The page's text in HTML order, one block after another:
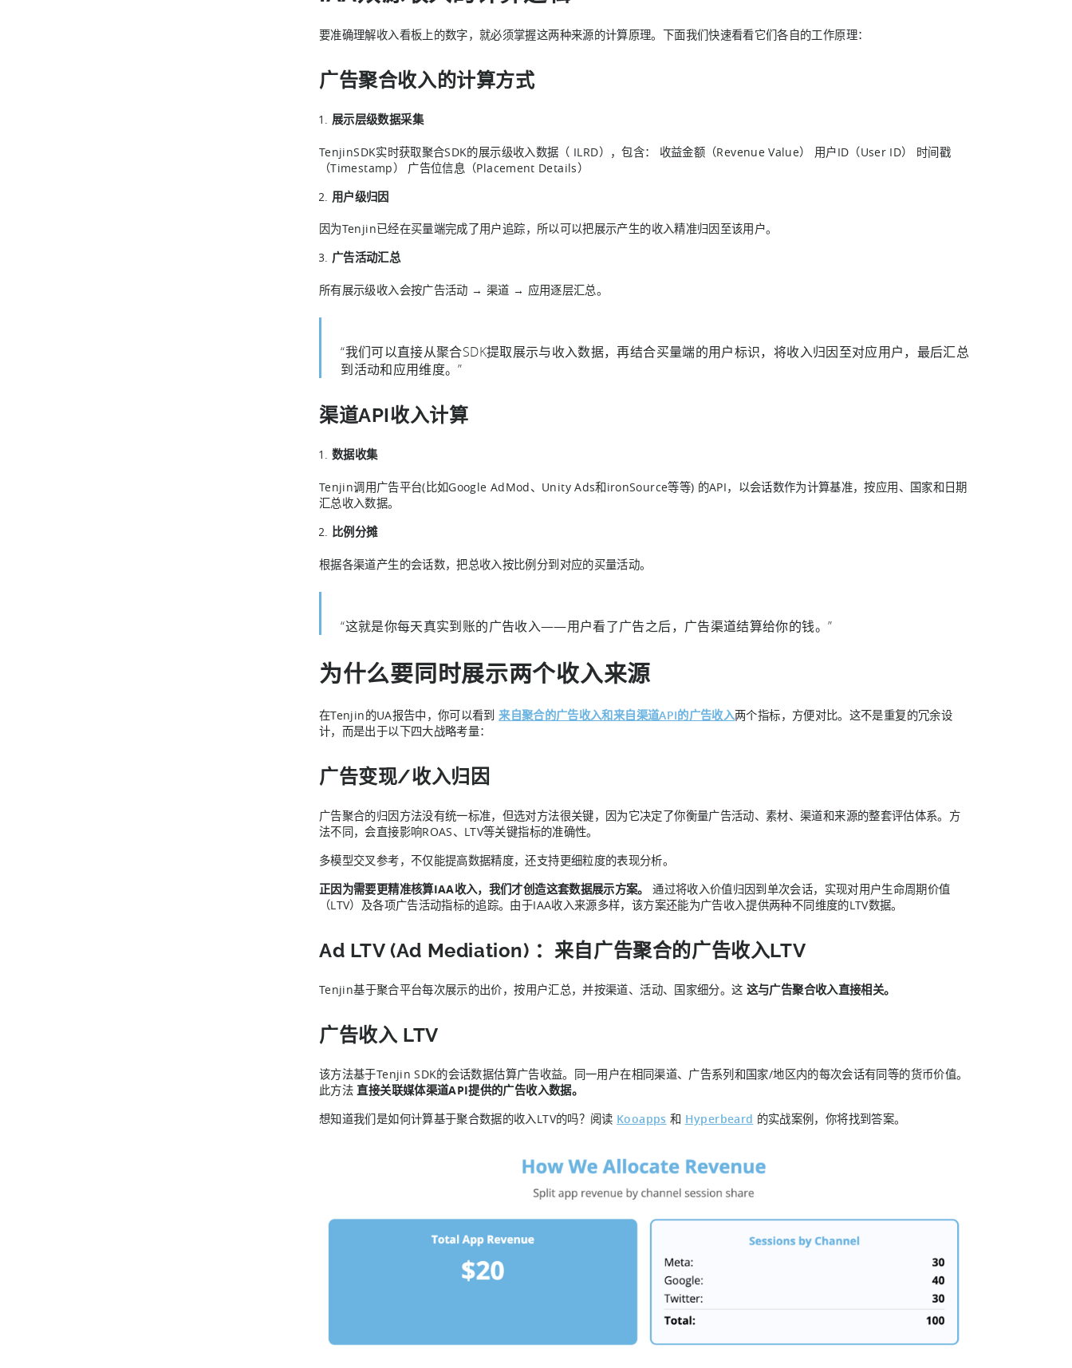
要准确理解收入看板上的数字，就必须掌握这两种来源的计算原理。下面我们快速看看它们各自的工作原理：
广告聚合收入的计算方式
展示层级数据采集​
TenjinSDK实时获取聚合SDK的展示级收入数据（ ILRD），包含： 收益金额（Revenue Value） 用户ID（User ID） 时间戳
（Timestamp） 广告位信息（Placement Details）
用户级归因​
因为Tenjin已经在买量端完成了用户追踪，所以可以把展示产生的收入精准归因至该用户。
广告活动汇总​
所有展示级收入会按广告活动 → 渠道 → 应用逐层汇总。
“我们可以直接从聚合SDK提取展示与收入数据，再结合买量端的用户标识，将收入归因至对应用户，最后汇总
到活动和应用维度。”
渠道API收入计算
数据收集​
Tenjin调用广告平台(比如Google AdMod、Unity Ads和ironSource等等) 的API，以会话数作为计算基准，按应用、国家和日期
汇总收入数据。
比例分摊​
根据各渠道产生的会话数，把总收入按比例分到对应的买量活动。
“这就是你每天真实到账的广告收入——用户看了广告之后，广告渠道结算给你的钱。”
为什么要同时展示两个收入来源
在Tenjin的UA报告中，你可以看到来自聚合的广告收入和来自渠道API的广告收入两个指标，方便对比。这不是重复的冗余设
计，而是出于以下四大战略考量：
广告变现/收入归因
广告聚合的归因方法没有统一标准，但选对方法很关键，因为它决定了你衡量广告活动、素材、渠道和来源的整套评估体系。方
法不同，会直接影响ROAS、LTV等关键指标的准确性。
多模型交叉参考，不仅能提高数据精度，还支持更细粒度的表现分析。
正因为需要更精准核算IAA收入，我们才创造这套数据展示方案。
通过将收入价值归因到单次会话，实现对用户生命周期价值
（LTV）及各项广告活动指标的追踪。由于IAA收入来源多样，该方案还能为广告收入提供两种不同维度的LTV数据。
Ad LTV (Ad Mediation) ：来自广告聚合的广告收入LTV
Tenjin基于聚合平台每次展示的出价，按用户汇总，并按渠道、活动、国家细分。这 这与广告聚合收入直接相关。
广告收入 LTV
该方法基于Tenjin SDK的会话数据估算广告收益。同一用户在相同渠道、广告系列和国家/地区内的每次会话有同等的货币价值。
此方法 直接关联媒体渠道API提供的广告收入数据。
想知道我们是如何计算基于聚合数据的收入LTV的吗？阅读 Kooapps 和 Hyperbeard 的实战案例，你将找到答案。